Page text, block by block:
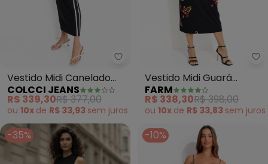
Colcci Jeans - Vestido Midi
Vestido Midi Canelado
Preto
COLCCI JEANS
R$ 339,30R$ 377,00
ou 10x de R$ 33,93 sem juros
Vestido Midi Guará
(Preto)
FARM
R$ 338,30R$ 398,00
ou 10x de R$ 33,83 sem juros
-35% -10%